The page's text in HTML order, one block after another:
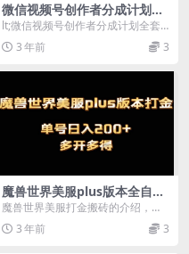
微信视频号创作者分成计划全
套实操原创小白副业赚钱零基
础变现教程日入300
lt;微信视频号创作者分成计划全套
实操原创小白副业赚钱零基础变现
教程日入300 ...
3 年前 3
魔兽世界美服plus版本全自动
打金搬砖，单机日入1000 可
矩阵操作，多开多得
魔兽世界美服打金搬砖的介绍，其
实我们就是通过电脑搭配科技来进
行的收益， 不需要你...
3 年前 3